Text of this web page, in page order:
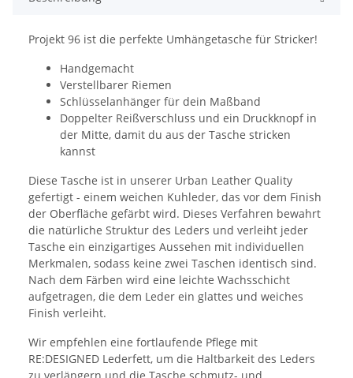
Projekt 96 ist die perfekte Umhängetasche für Stricker!
Handgemacht
Verstellbarer Riemen
Schlüsselanhänger für dein Maßband
Doppelter Reißverschluss und ein Druckknopf in
der Mitte, damit du aus der Tasche stricken
kannst
Diese Tasche ist in unserer Urban Leather Quality
gefertigt - einem weichen Kuhleder, das vor dem Finish
der Oberfläche gefärbt wird. Dieses Verfahren bewahrt
die natürliche Struktur des Leders und verleiht jeder
Tasche ein einzigartiges Aussehen mit individuellen
Merkmalen, sodass keine zwei Taschen identisch sind.
Nach dem Färben wird eine leichte Wachsschicht
aufgetragen, die dem Leder ein glattes und weiches
Finish verleiht.
Wir empfehlen eine fortlaufende Pflege mit
RE:DESIGNED Lederfett, um die Haltbarkeit des Leders